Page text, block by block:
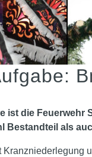
ist die
Bestandteil als
Kranzniederlegung